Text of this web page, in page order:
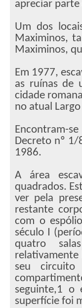
apreciar
Um dos
Maximinos,
Maximinos,
Em 1977,
as ruínas de
cidade
no atual
Encontram-
Decreto nº 1/
1986.
A área
quadrados.
ver pela
restante
com o
século I
quatro
relativamente
seu
seguinte,1 o
superfície foi